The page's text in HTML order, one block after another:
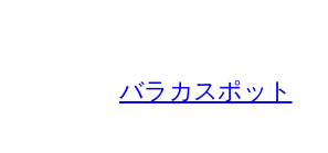
バラカスポット